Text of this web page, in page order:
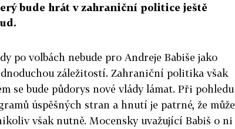
bude hrát v zahraniční politice ještě
po volbách nebude pro Andreje Babiše jako
záležitostí. Zahraniční politika však
se bude půdorys nové vlády lámat. Při pohledu
úspěšných stran a hnutí je patrné, že může
však nutně. Mocensky uvažující Babiš o ni